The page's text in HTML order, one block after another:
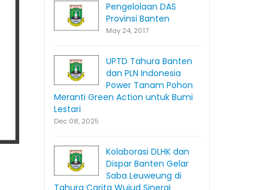
Pengelolaan DAS
Provinsi Banten
May 24, 2017
UPTD Tahura Banten
dan PLN Indonesia
Power Tanam Pohon
Meranti Green Action untuk Bumi
Lestari
Dec 08, 2025
Kolaborasi DLHK dan
Dispar Banten Gelar
Saba Leuweung di